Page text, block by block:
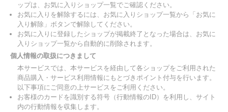
ップは、お気に入りショップ一覧でご確認ください。
お気に入りを解除するには、お気に入りショップ一覧から「お気に
入り解除」ボタンで解除してください。
お気に入りに登録したショップが掲載終了となった場合は、お気に
入りショップ一覧から自動的に削除されます。
個人情報の取扱につきまして
本サービスでは、本サービスを経由して各ショップをご利用された
商品購入・サービス利用情報にもとづきポイント付与を行います。
以下事項にご同意の上サービスをご利用ください。
お客様のカードを識別する符号（行動情報のID）を利用し、サイト
内の行動情報を収集します。